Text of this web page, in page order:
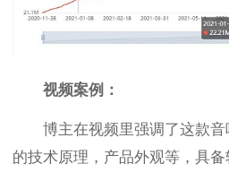
视频案例：
博主在视频里强调了这款
的技术原理，产品外观等，具备